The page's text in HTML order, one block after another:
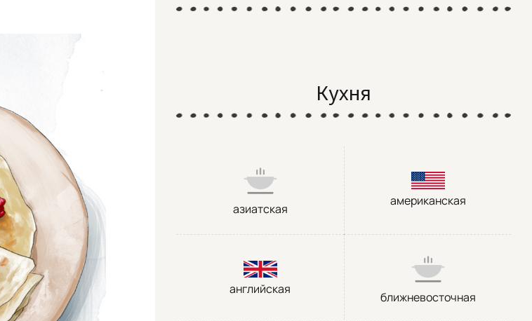
Кухня
азиатская
американская
английская
ближневосточная